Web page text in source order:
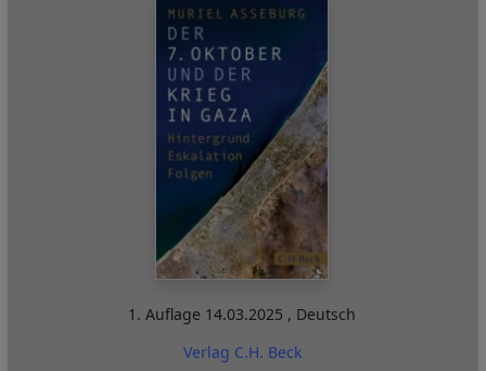
1. Auflage 14.03.2025 , Deutsch
Verlag C.H. Beck